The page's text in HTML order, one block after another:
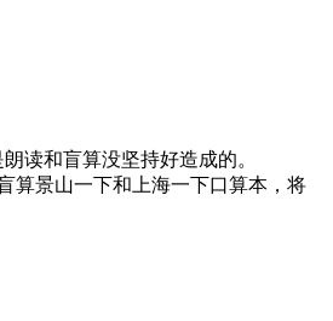
读和盲算没坚持好造成的。
算景山一下和上海一下口算本，将